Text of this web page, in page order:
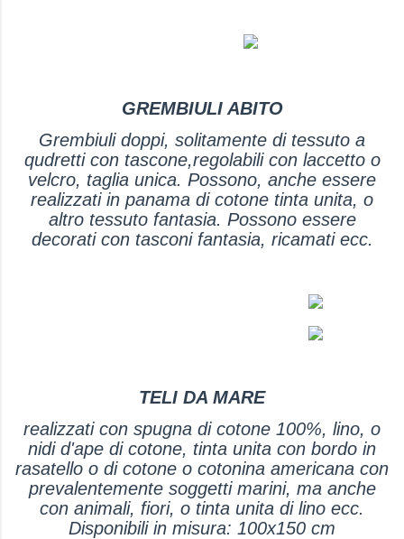
GREMBIULI ABITO
Grembiuli doppi, solitamente di tessuto a
qudretti con tascone,regolabili con laccetto o
velcro, taglia unica. Possono, anche essere
realizzati in panama di cotone tinta unita, o
altro tessuto fantasia. Possono essere
decorati con tasconi fantasia, ricamati ecc.
TELI DA MARE
realizzati con spugna di cotone 100%, lino, o
nidi d'ape di cotone, tinta unita con bordo in
rasatello o di cotone o cotonina americana con
prevalentemente soggetti marini, ma anche
con animali, fiori, o tinta unita di lino ecc.
Disponibili in misura: 100x150 cm